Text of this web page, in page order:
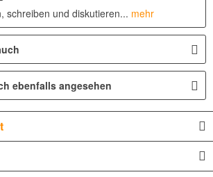
schreiben und diskutieren... mehr
ebenfalls angesehen